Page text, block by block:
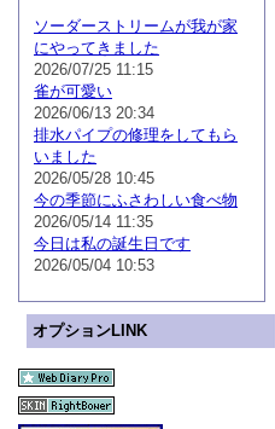
ソーダーストリームが我が家
にやってきました
2026/07/25 11:15
雀が可愛い
2026/06/13 20:34
排水パイプの修理をしてもら
いました
2026/05/28 10:45
今の季節にふさわしい食べ物
2026/05/14 11:35
今日は私の誕生日です
2026/05/04 10:53
オプションLINK